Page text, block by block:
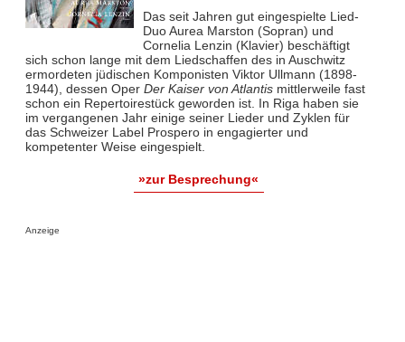
Das seit Jahren gut eingespielte Lied-
Duo Aurea Marston (Sopran) und
Cornelia Lenzin (Klavier) beschäftigt
sich schon lange mit dem Liedschaffen des in Auschwitz
ermordeten jüdischen Komponisten Viktor Ullmann (1898-
1944), dessen Oper Der Kaiser von Atlantismittlerweile fast
schon ein Repertoirestück geworden ist. In Riga haben sie
im vergangenen Jahr einige seiner Lieder und Zyklen für
das Schweizer Label Prospero in engagierter und
kompetenter Weise eingespielt.
»zur Besprechung«
Anzeige